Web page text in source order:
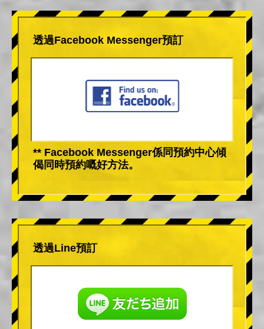
透過Facebook Messenger預訂
** Facebook Messenger係同預約中心傾
偈同時預約嘅好方法。
透過Line預訂